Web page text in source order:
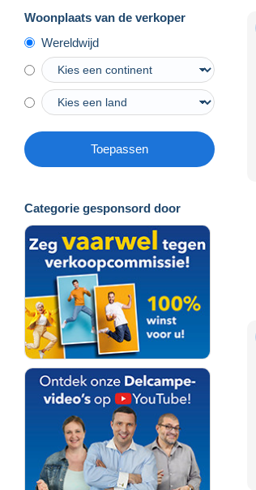
Woonplaats van de verkoper
Wereldwijd
Toepassen
Categorie gesponsord door